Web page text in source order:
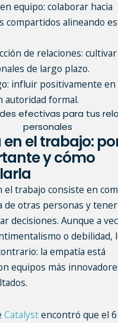
equipo: colaborar hacia
compartidos alineando
de relaciones:
de largo plazo.
influir positivamente en
autoridad formal.
el trabajo:
y cómo
el trabajo consiste en
de otras personas y
decisiones. Aunque a
o debilidad,
la empatía está
equipos más
Catalystencontró que el